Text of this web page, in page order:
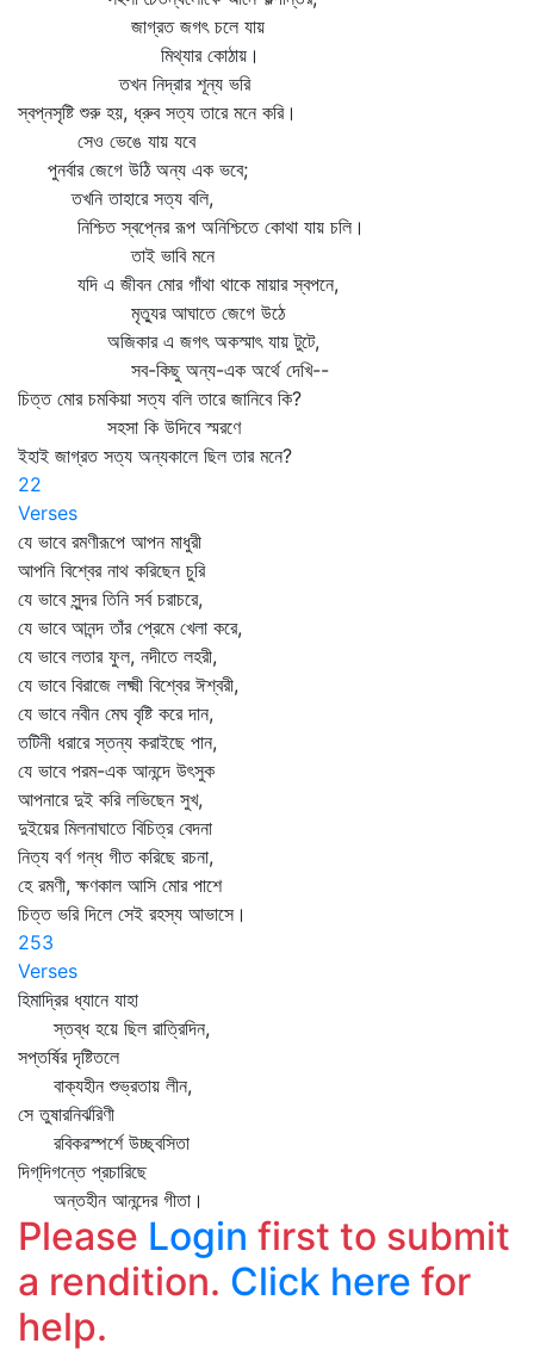
জাগ্রত জগৎ চলে যায়
মিথ্যার কোঠায়।
তখন নিদ্রার শূন্য ভরি
স্বপ্নসৃষ্টি শুরু হয়, ধ্রুব সত্য তারে মনে করি।
সেও ভেঙে যায় যবে
পুনর্বার জেগে উঠি অন্য এক ভবে;
তখনি তাহারে সত্য বলি,
নিশ্চিত স্বপ্নের রূপ অনিশ্চিতে কোথা যায় চলি।
তাই ভাবি মনে
যদি এ জীবন মোর গাঁথা থাকে মায়ার স্বপনে,
মৃত্যুর আঘাতে জেগে উঠে
অজিকার এ জগৎ অকস্মাৎ যায় টুটে,
সব-কিছু অন্য-এক অর্থে দেখি--
চিত্ত মোর চমকিয়া সত্য বলি তারে জানিবে কি?
সহসা কি উদিবে স্মরণে
ইহাই জাগ্রত সত্য অন্যকালে ছিল তার মনে?
22
Verses
যে ভাবে রমণীরূপে আপন মাধুরী
আপনি বিশ্বের নাথ করিছেন চুরি
যে ভাবে সুন্দর তিনি সর্ব চরাচরে,
যে ভাবে আনন্দ তাঁর প্রেমে খেলা করে,
যে ভাবে লতার ফুল, নদীতে লহরী,
যে ভাবে বিরাজে লক্ষ্মী বিশ্বের ঈশ্বরী,
যে ভাবে নবীন মেঘ বৃষ্টি করে দান,
তটিনী ধরারে স্তন্য করাইছে পান,
যে ভাবে পরম-এক আনন্দে উৎসুক
আপনারে দুই করি লভিছেন সুখ,
দুইয়ের মিলনাঘাতে বিচিত্র বেদনা
নিত্য বর্ণ গন্ধ গীত করিছে রচনা,
হে রমণী, ক্ষণকাল আসি মোর পাশে
চিত্ত ভরি দিলে সেই রহস্য আভাসে।
253
Verses
হিমাদ্রির ধ্যানে যাহা
স্তব্ধ হয়ে ছিল রাত্রিদিন,
সপ্তর্ষির দৃষ্টিতলে
বাক্যহীন শুভ্রতায় লীন,
সে তুষারনির্ঝরিণী
রবিকরস্পর্শে উচ্ছ্বসিতা
দিগ্‌দিগন্তে প্রচারিছে
অন্তহীন আনন্দের গীতা।
Please Login first to submit
a rendition. Click here for
help.